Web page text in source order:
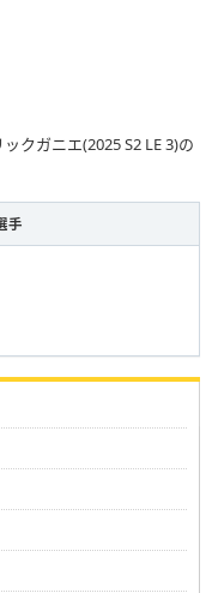
クガニエ(2025 S2 LE 3)の
手